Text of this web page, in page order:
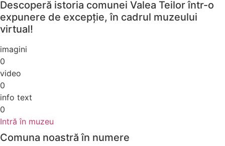
Descoperă istoria comunei Valea Teilor într-o
expunere de excepție, în cadrul muzeului
virtual!
imagini
0
video
0
info text
0
Intră în muzeu
Comuna noastră în numere